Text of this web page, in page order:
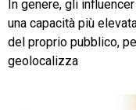
In genere, gli
una capacità più
del proprio pubblico,
geolocalizza